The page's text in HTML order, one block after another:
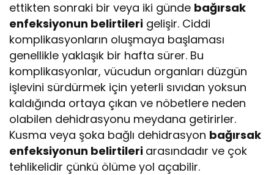
ettikten sonraki bir veya iki günde bağırsak
enfeksiyonun belirtileri gelişir. Ciddi
komplikasyonların oluşmaya başlaması
genellikle yaklaşık bir hafta sürer. Bu
komplikasyonlar, vücudun organları düzgün
işlevini sürdürmek için yeterli sıvıdan yoksun
kaldığında ortaya çıkan ve nöbetlere neden
olabilen dehidrasyonu meydana getirirler.
Kusma veya şoka bağlı dehidrasyon bağırsak
enfeksiyonun belirtileri arasındadır ve çok
tehlikelidir çünkü ölüme yol açabilir.